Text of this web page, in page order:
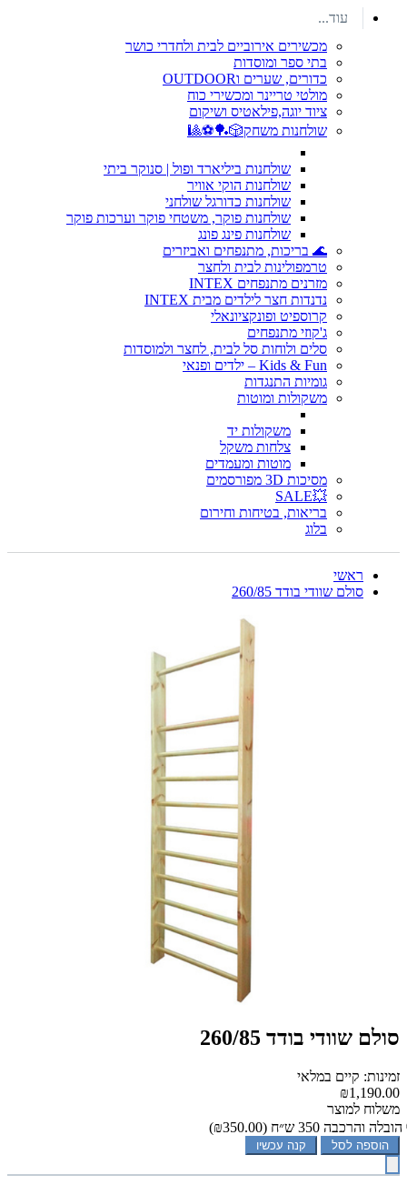
עוד...
מכשירים אירוביים לבית ולחדרי כושר
בתי ספר ומוסדות
כדורים, שערים וOUTDOOR
מולטי טריינר ומכשירי כוח
ציוד יוגה,פילאטיס ושיקום
שולחנות משחק🎲🏓⚽🎱
שולחנות ביליארד ופול | סנוקר ביתי
שולחנות הוקי אוויר
שולחנות כדורגל שולחני
שולחנות פוקר, משטחי פוקר וערכות פוקר
שולחנות פינג פונג
🌊 בריכות, מתנפחים ואביזרים
טרמפולינות לבית ולחצר
מזרנים מתנפחים INTEX
נדנדות חצר לילדים מבית INTEX
קרוספיט ופונקציונאלי
ג'קוזי מתנפחים
סלים ולוחות סל לבית, לחצר ולמוסדות
Kids & Fun – ילדים ופנאי
גומיות התנגדות
משקולות ומוטות
משקולות יד
צלחות משקל
מוטות ומעמדים
מסיכות 3D מפורסמים
💥SALE
בריאות, בטיחות וחירום
בלוג
ראשי
סולם שוודי בודד 260/85
סולם שוודי בודד 260/85
זמינות: קיים במלאי
₪1,190.00
משלוח למוצר
הובלה והרכבה 350 ש״ח
(₪350.00)
הוספה לסל קנה עכשיו